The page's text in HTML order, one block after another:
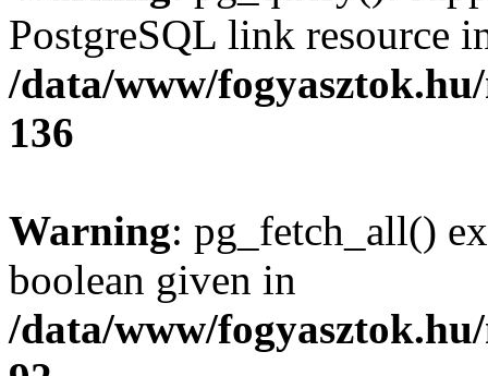
PostgreSQL link resource
/data/www/
136
Warning: pg_fetch_all()
boolean given in
/data/www/